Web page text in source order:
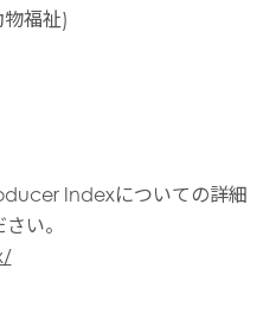
福祉)
Indexについての詳細
い。